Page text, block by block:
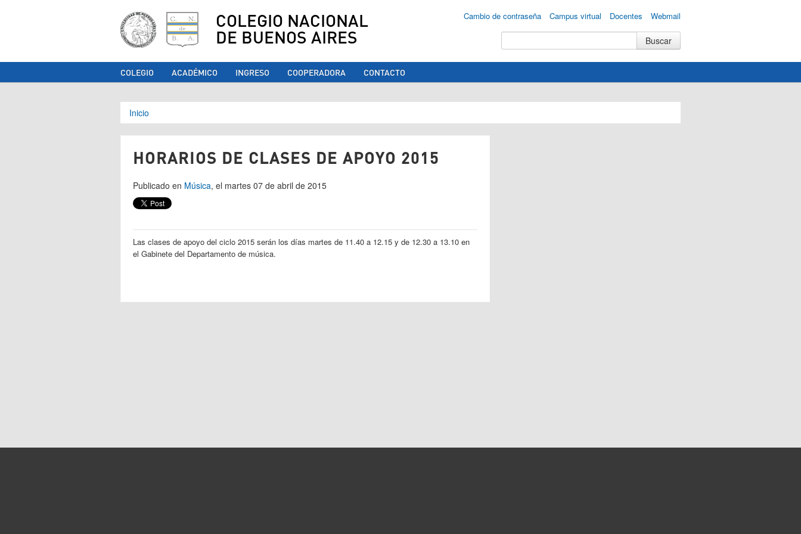
COLEGIO NACIONAL
DE BUENOS AIRES
Cambio de contraseña Campus virtual Docentes Webmail
COLEGIO ACADÉMICO INGRESO COOPERADORA CONTACTO
Se encuentra usted aquí
Inicio
HORARIOS DE CLASES DE APOYO 2015
Publicado en Música, el martes 07 de abril de 2015
Las clases de apoyo del ciclo 2015 serán los días martes de 11.40 a 12.15 y de 12.30 a 13.10 en
el Gabinete del Departamento de música.